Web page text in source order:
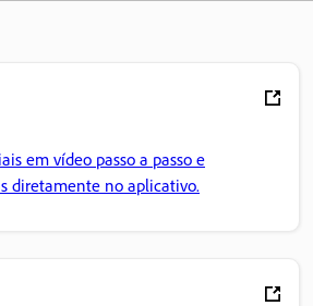
em vídeo passo a passo e
diretamente no aplicativo.